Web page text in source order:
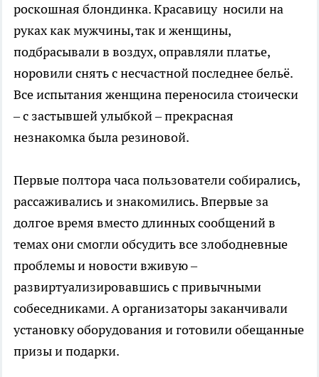
роскошная блондинка. Красавицу носили на
руках как мужчины, так и женщины,
подбрасывали в воздух, оправляли платье,
норовили снять с несчастной последнее бельё.
Все испытания женщина переносила стоически
– с застывшей улыбкой – прекрасная
незнакомка была резиновой.
Первые полтора часа пользователи собирались,
рассаживались и знакомились. Впервые за
долгое время вместо длинных сообщений в
темах они смогли обсудить все злободневные
проблемы и новости вживую –
развиртуализировавшись с привычными
собеседниками. А организаторы заканчивали
установку оборудования и готовили обещанные
призы и подарки.